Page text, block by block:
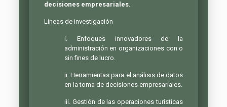
decisiones empresariales.
Líneas de investigación
i. Enfoques innovadores de la
administración en organizaciones con o
sin fines de lucro.
ii. Herramientas para el análisis de datos
en la toma de decisiones empresariales.
iii. Gestión de las operaciones turísticas